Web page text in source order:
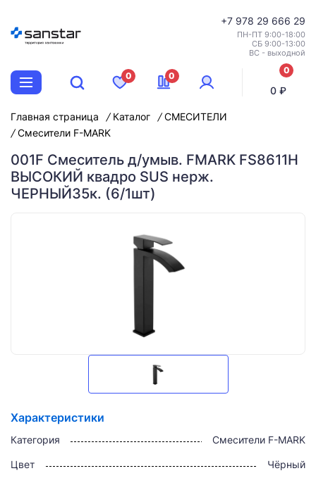
+7 978 29 666 29
ПН-ПТ 9:00-18:00
СБ 9:00-13:00
ВС - выходной
0 0
0
позиций
0 ₽
Главная страница Каталог
СМЕСИТЕЛИ
Смесители F-MARK
001F Смеситель д/умыв. FMARK FS8611H
ВЫСОКИЙ квадро SUS нерж.
ЧЕРНЫЙ35к. (6/1шт)
Характеристики
Категория Смесители F-MARK
Цвет Чёрный